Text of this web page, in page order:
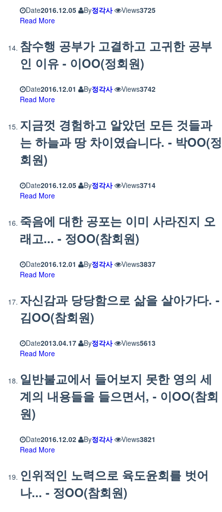
Date2016.12.05 By정각사 Views3725
Read More
참수행 공부가 고결하고 고귀한 공부
인 이유 - 이OO(정회원)
Date2016.12.01 By정각사 Views3742
Read More
지금껏 경험하고 알았던 모든 것들과
는 하늘과 땅 차이였습니다. - 박OO(정
회원)
Date2016.12.05 By정각사 Views3714
Read More
죽음에 대한 공포는 이미 사라진지 오
래고... - 정OO(참회원)
Date2016.12.01 By정각사 Views3837
Read More
자신감과 당당함으로 삶을 살아가다. -
김OO(참회원)
Date2013.04.17 By정각사 Views5613
Read More
일반불교에서 들어보지 못한 영의 세
계의 내용들을 들으면서, - 이OO(참회
원)
Date2016.12.02 By정각사 Views3821
Read More
인위적인 노력으로 육도윤회를 벗어
나... - 정OO(참회원)